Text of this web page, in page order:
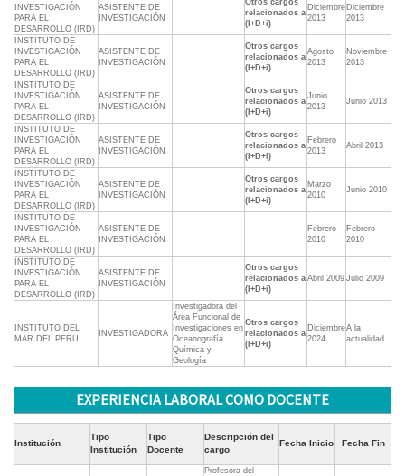
INVESTIGACIÓN
PARA EL
DESARROLLO (IRD)
ASISTENTE DE
INVESTIGACIÓN
Otros cargos
relacionados a
(I+D+i)
Diciembre
2013
Diciembre
2013
INSTITUTO DE
INVESTIGACIÓN
PARA EL
DESARROLLO (IRD)
ASISTENTE DE
INVESTIGACIÓN
Otros cargos
relacionados a
(I+D+i)
Agosto
2013
Noviembre
2013
INSTITUTO DE
INVESTIGACIÓN
PARA EL
DESARROLLO (IRD)
ASISTENTE DE
INVESTIGACIÓN
Otros cargos
relacionados a
(I+D+i)
Junio
2013
Junio 2013
INSTITUTO DE
INVESTIGACIÓN
PARA EL
DESARROLLO (IRD)
ASISTENTE DE
INVESTIGACIÓN
Otros cargos
relacionados a
(I+D+i)
Febrero
2013
Abril 2013
INSTITUTO DE
INVESTIGACIÓN
PARA EL
DESARROLLO (IRD)
ASISTENTE DE
INVESTIGACIÓN
Otros cargos
relacionados a
(I+D+i)
Marzo
2010
Junio 2010
INSTITUTO DE
INVESTIGACIÓN
PARA EL
DESARROLLO (IRD)
ASISTENTE DE
INVESTIGACIÓN
Febrero
2010
Febrero
2010
INSTITUTO DE
INVESTIGACIÓN
PARA EL
DESARROLLO (IRD)
ASISTENTE DE
INVESTIGACIÓN
Otros cargos
relacionados a
(I+D+i)
Abril 2009 Julio 2009
INSTITUTO DEL
MAR DEL PERU
INVESTIGADORA
Investigadora del
Área Funcional de
Investigaciones en
Oceanografía
Química y
Geología
Otros cargos
relacionados a
(I+D+i)
Diciembre
2024
A la
actualidad
EXPERIENCIA LABORAL COMO DOCENTE
Institución
Tipo
Institución
Tipo
Docente
Descripción del
cargo
Fecha Inicio Fecha Fin
Profesora del